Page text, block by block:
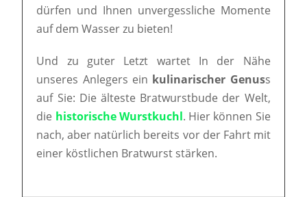
dürfen und Ihnen unvergessliche Momente
auf dem Wasser zu bieten!
Und zu guter Letzt wartet In der Nähe
unseres Anlegers ein kulinarischer Genuss
auf Sie: Die älteste Bratwurstbude der Welt,
die historische Wurstkuchl. Hier können Sie
nach, aber natürlich bereits vor der Fahrt mit
einer köstlichen Bratwurst stärken.